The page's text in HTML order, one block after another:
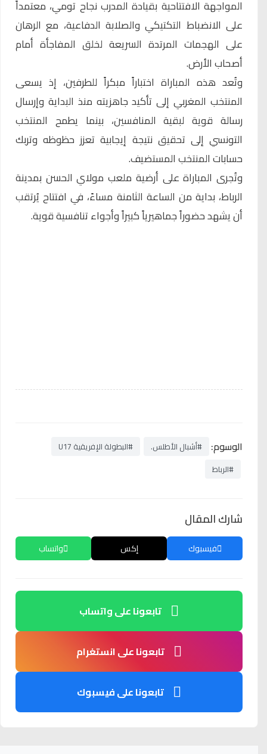
المواجهة الافتتاحية بقيادة المدرب نجاح تومي، معتمداً
على الانضباط التكتيكي والصلابة الدفاعية، مع الرهان
على الهجمات المرتدة السريعة لخلق المفاجأة أمام
أصحاب الأرض.
وتُعد هذه المباراة اختباراً مبكراً للطرفين، إذ يسعى
المنتخب المغربي إلى تأكيد جاهزيته منذ البداية وإرسال
رسالة قوية لبقية المنافسين، بينما يطمح المنتخب
التونسي إلى تحقيق نتيجة إيجابية تعزز حظوظه وتربك
حسابات المنتخب المستضيف.
وتُجرى المباراة على أرضية ملعب مولاي الحسن بمدينة
الرباط، بداية من الساعة الثامنة مساءً، في افتتاح يُرتقب
أن يشهد حضوراً جماهيرياً كبيراً وأجواء تنافسية قوية.
الوسوم: #أشبال الأطلس.
#البطولة الإفريقية U17
#الرباط
شارك المقال
فيسبوك إكس واتساب
تابعونا على واتساب
تابعونا على انستغرام
تابعونا على فيسبوك